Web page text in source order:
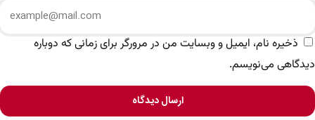
ذخیره نام، ایمیل و وبسایت من در مرورگر برای زمانی که دوباره
دیدگاهی می‌نویسم.
ارسال دیدگاه